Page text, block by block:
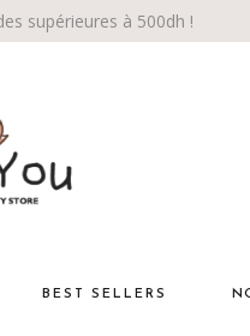
supérieures à 500dh !
BEST SELLERS